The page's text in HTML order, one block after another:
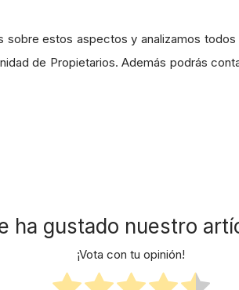
sobre estos aspectos y analizamos
de Propietarios. Además podrás
ha gustado nuestro
¡Vota con tu opinión!